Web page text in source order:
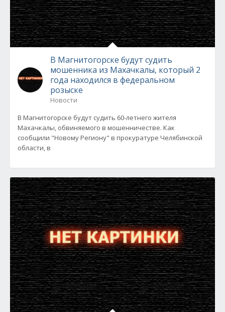
В Магнитогорске будут судить
мошенника из Махачкалы, который 2
года находился в федеральном
розыске
Новости
В Магнитогорске будут судить 60-летнего жителя
Махачкалы, обвиняемого в мошенничестве. Как
сообщили "Новому Региону" в прокуратуре Челябинской
области, в